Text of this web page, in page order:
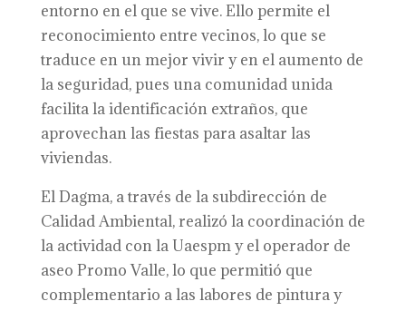
entorno en el que se vive. Ello permite el
reconocimiento entre vecinos, lo que se
traduce en un mejor vivir y en el aumento de
la seguridad, pues una comunidad unida
facilita la identificación extraños, que
aprovechan las fiestas para asaltar las
viviendas.
El Dagma, a través de la subdirección de
Calidad Ambiental, realizó la coordinación de
la actividad con la Uaespm y el operador de
aseo Promo Valle, lo que permitió que
complementario a las labores de pintura y